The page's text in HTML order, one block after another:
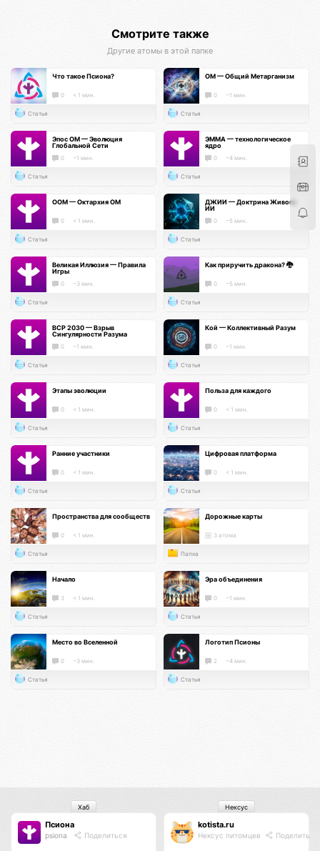
Смотрите также
Другие атомы в этой папке
Что такое Псиона?
0 < 1 мин.
Статья
ОМ — Общий Метарганизм
0 ~1 мин.
Статья
Эпос ОМ — Эволюция
Глобальной Сети
0 ~1 мин.
Статья
ЭММА — технологическое
ядро
0 ~4 мин.
Статья
ООМ — Октархия ОМ
0 < 1 мин.
Статья
ДЖИИ — Доктрина Живого
ИИ
0 ~5 мин.
Статья
Великая Иллюзия — Правила
Игры
0 ~3 мин.
Статья
Как приручить дракона? 🐉
0 ~5 мин.
Статья
ВСР 2030 — Взрыв
Сингулярности Разума
0 ~1 мин.
Статья
Кой — Коллективный Разум
0 ~1 мин.
Статья
Этапы эволюции
0 < 1 мин.
Статья
Польза для каждого
0 < 1 мин.
Статья
Ранние участники
0 < 1 мин.
Статья
Цифровая платформа
0 < 1 мин.
Статья
Пространства для сообществ
0 < 1 мин.
Статья
Дорожные карты
3 атома
Папка
Начало
3 < 1 мин.
Статья
Эра объединения
0 ~1 мин.
Статья
Место во Вселенной
0 ~3 мин.
Статья
Логотип Псионы
2 ~4 мин.
Статья
Псиона
psiona Поделиться
Хаб
kotista.ru
Нексус питомцев Поделиться
Нексус